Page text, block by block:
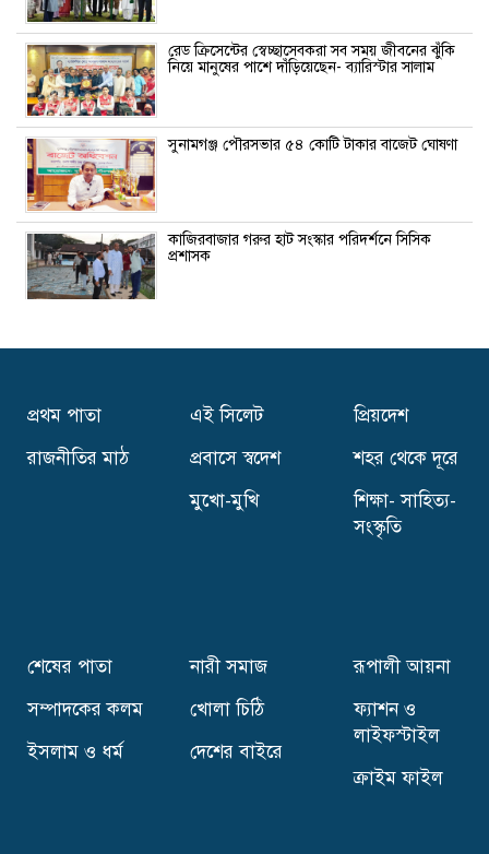
রেড ক্রিসেন্টের স্বেচ্ছাসেবকরা সব সময় জীবনের ঝুঁকি
নিয়ে মানুষের পাশে দাঁড়িয়েছেন- ব্যারিস্টার সালাম
সুনামগঞ্জ পৌরসভার ৫৪ কোটি টাকার বাজেট ঘোষণা
কাজিরবাজার গরুর হাট সংস্কার পরিদর্শনে সিসিক
প্রশাসক
বাণিজ্যমন্ত্রী
সিলেটে শিল্পী হ্যারল্ড রশীদের একক চিত্র প্রদর্শনীর
খালেদা জিয়াকে‘অতি গুরুত্বপূর্ণ ব্যক্তি’ ঘোষণা
ইলিয়াসপত্নী লুনার সঙ্গে লড়তে চান যারা
প্রথম পাতা
রাজনীতির মাঠ
এই সিলেট
প্রবাসে স্বদেশ
মুখো-মুখি
প্রিয়দেশ
শহর থেকে দূরে
শিক্ষা- সাহিত্য-
সংস্কৃতি
শেষের পাতা
সম্পাদকের কলম
ইসলাম ও ধর্ম
নারী সমাজ
খোলা চিঠি
দেশের বাইরে
রূপালী আয়না
ফ্যাশন ও
লাইফস্টাইল
ক্রাইম ফাইল